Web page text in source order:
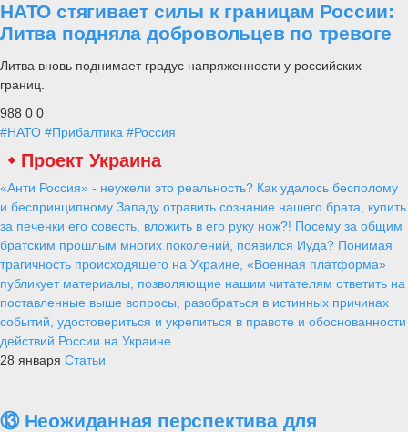
НАТО стягивает силы к границам России:
Литва подняла добровольцев по тревоге
Литва вновь поднимает градус напряженности у российских
границ.
988 0 0
#НАТО #Прибалтика #Россия
Проект Украина
«Анти Россия» - неужели это реальность? Как удалось бесполому
и беспринципному Западу отравить сознание нашего брата, купить
за печенки его совесть, вложить в его руку нож?! Посему за общим
братским прошлым многих поколений, появился Иуда? Понимая
трагичность происходящего на Украине, «Военная платформа»
публикует материалы, позволяющие нашим читателям ответить на
поставленные выше вопросы, разобраться в истинных причинах
событий, удостовериться и укрепиться в правоте и обоснованности
действий России на Украине.
28 января Статьи
⑬ Неожиданная перспектива для